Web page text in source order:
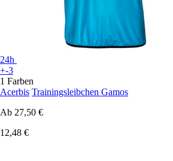
24h
+-3
1 Farben
Acerbis Trainingsleibchen Gamos
Ab 27,50 €
12,48 €